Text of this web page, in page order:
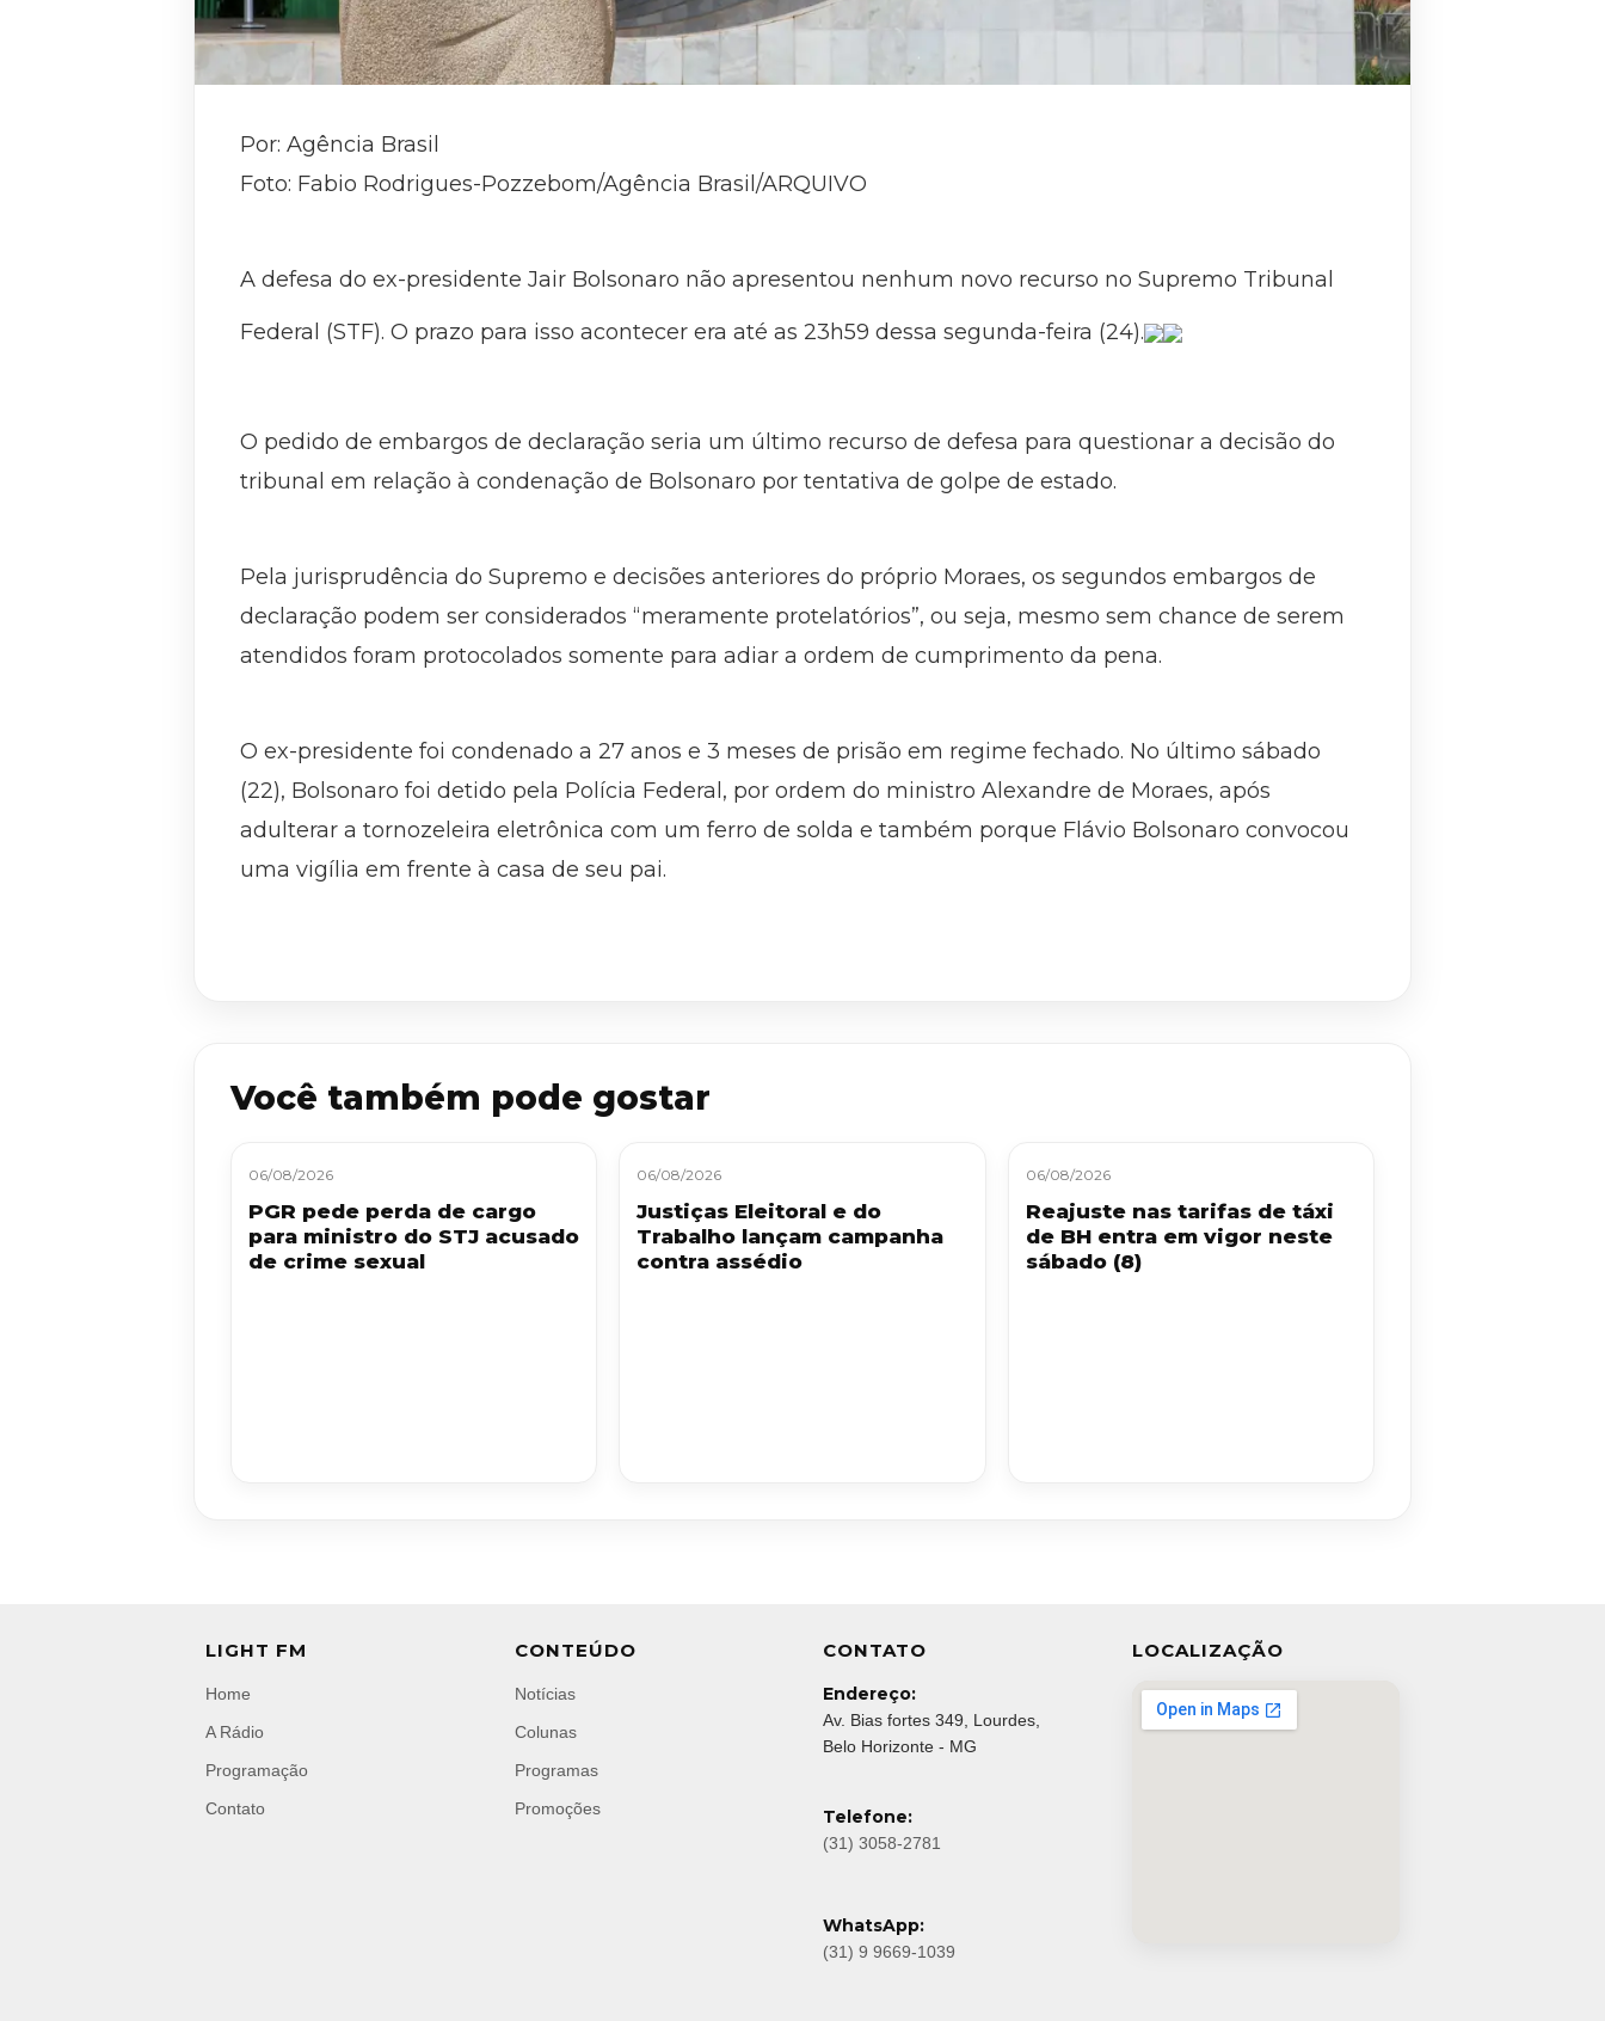
Por: Agência Brasil
Foto: Fabio Rodrigues-Pozzebom/Agência Brasil/ARQUIVO
A defesa do ex-presidente Jair Bolsonaro não apresentou nenhum novo recurso no Supremo Tribunal
Federal (STF). O prazo para isso acontecer era até as 23h59 dessa segunda-feira (24).
O pedido de embargos de declaração seria um último recurso de defesa para questionar a decisão do
tribunal em relação à condenação de Bolsonaro por tentativa de golpe de estado.
Pela jurisprudência do Supremo e decisões anteriores do próprio Moraes, os segundos embargos de
declaração podem ser considerados “meramente protelatórios”, ou seja, mesmo sem chance de serem
atendidos foram protocolados somente para adiar a ordem de cumprimento da pena.
O ex-presidente foi condenado a 27 anos e 3 meses de prisão em regime fechado. No último sábado
(22), Bolsonaro foi detido pela Polícia Federal, por ordem do ministro Alexandre de Moraes, após
adulterar a tornozeleira eletrônica com um ferro de solda e também porque Flávio Bolsonaro convocou
uma vigília em frente à casa de seu pai.
Você também pode gostar
06/08/2026
PGR pede perda de cargo
para ministro do STJ acusado
de crime sexual
06/08/2026
Justiças Eleitoral e do
Trabalho lançam campanha
contra assédio
06/08/2026
Reajuste nas tarifas de táxi
de BH entra em vigor neste
sábado (8)
LIGHT FM
Home
A Rádio
Programação
Contato
CONTEÚDO
Notícias
Colunas
Programas
Promoções
CONTATO
Endereço:
Av. Bias fortes 349, Lourdes,
Belo Horizonte - MG
Telefone:
(31) 3058-2781
WhatsApp:
(31) 9 9669-1039
LOCALIZAÇÃO